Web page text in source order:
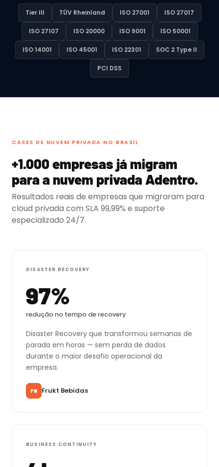
Tier III TÜV Rheinland ISO 27001 ISO 27017
ISO 27107 ISO 20000 ISO 9001 ISO 50001
ISO 14001 ISO 45001 ISO 22301 SOC 2 Type II
PCI DSS
CASES DE NUVEM PRIVADA NO BRASIL
+1.000 empresas já migram
para a nuvem privada Adentro.
Resultados reais de empresas que migraram para
cloud privada com SLA 99,99% e suporte
especializado 24/7.
DISASTER RECOVERY
97%
redução no tempo de recovery
Disaster Recovery que transformou semanas de
parada em horas — sem perda de dados
durante o maior desafio operacional da
empresa.
FR Frukt Bebidas
BUSINESS CONTINUITY